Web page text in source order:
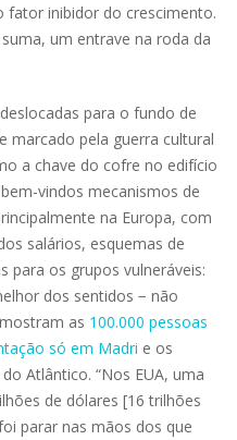
fator inibidor do crescimento.
um entrave na roda da
para o fundo de
marcado pela guerra cultural
a chave do cofre no edifício
vindos mecanismos de
na Europa, com
salários, esquemas de
para os grupos vulneráveis:
dos sentidos − não
as 100.000 pessoas
só em Madri e os
Atlântico. “Nos EUA, uma
de dólares [16 trilhões
parar nas mãos dos que